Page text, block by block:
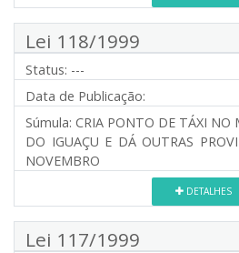
Lei 118/1999
Status: ---
Data de Publicação:
Súmula: CRIA PONTO DE TÁXI NO
DO IGUAÇU E DÁ OUTRAS
NOVEMBRO
DETALHES
Lei 117/1999